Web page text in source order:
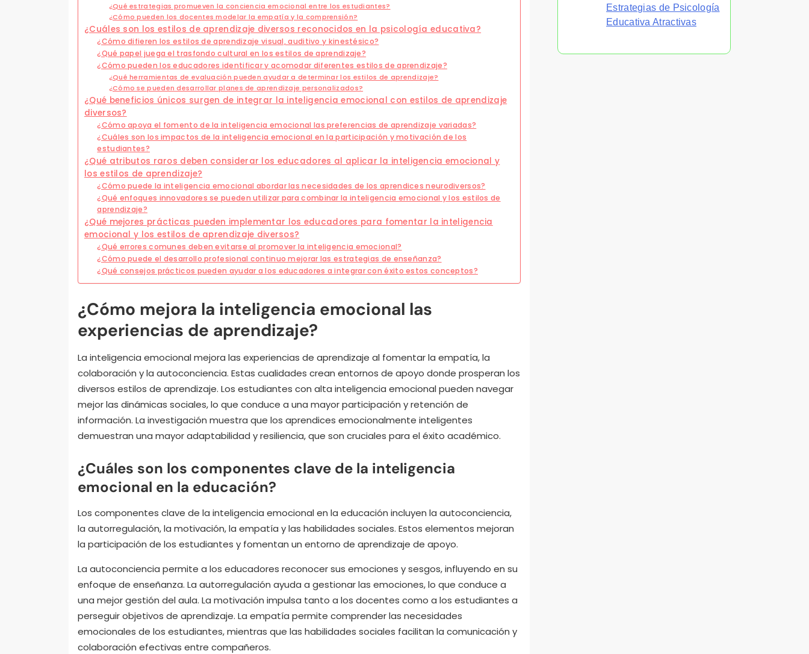
¿Qué estrategias promueven la conciencia emocional entre los estudiantes?
¿Cómo pueden los docentes modelar la empatía y la comprensión?
¿Cuáles son los estilos de aprendizaje diversos reconocidos en la psicología educativa?
¿Cómo difieren los estilos de aprendizaje visual, auditivo y kinestésico?
¿Qué papel juega el trasfondo cultural en los estilos de aprendizaje?
¿Cómo pueden los educadores identificar y acomodar diferentes estilos de aprendizaje?
¿Qué herramientas de evaluación pueden ayudar a determinar los estilos de aprendizaje?
¿Cómo se pueden desarrollar planes de aprendizaje personalizados?
¿Qué beneficios únicos surgen de integrar la inteligencia emocional con estilos de aprendizaje
diversos?
¿Cómo apoya el fomento de la inteligencia emocional las preferencias de aprendizaje variadas?
¿Cuáles son los impactos de la inteligencia emocional en la participación y motivación de los
estudiantes?
¿Qué atributos raros deben considerar los educadores al aplicar la inteligencia emocional y
los estilos de aprendizaje?
¿Cómo puede la inteligencia emocional abordar las necesidades de los aprendices neurodiversos?
¿Qué enfoques innovadores se pueden utilizar para combinar la inteligencia emocional y los estilos de
aprendizaje?
¿Qué mejores prácticas pueden implementar los educadores para fomentar la inteligencia
emocional y los estilos de aprendizaje diversos?
¿Qué errores comunes deben evitarse al promover la inteligencia emocional?
¿Cómo puede el desarrollo profesional continuo mejorar las estrategias de enseñanza?
¿Qué consejos prácticos pueden ayudar a los educadores a integrar con éxito estos conceptos?
¿Cómo mejora la inteligencia emocional las
experiencias de aprendizaje?
La inteligencia emocional mejora las experiencias de aprendizaje al fomentar la empatía, la
colaboración y la autoconciencia. Estas cualidades crean entornos de apoyo donde prosperan los
diversos estilos de aprendizaje. Los estudiantes con alta inteligencia emocional pueden navegar
mejor las dinámicas sociales, lo que conduce a una mayor participación y retención de
información. La investigación muestra que los aprendices emocionalmente inteligentes
demuestran una mayor adaptabilidad y resiliencia, que son cruciales para el éxito académico.
¿Cuáles son los componentes clave de la inteligencia
emocional en la educación?
Los componentes clave de la inteligencia emocional en la educación incluyen la autoconciencia,
la autorregulación, la motivación, la empatía y las habilidades sociales. Estos elementos mejoran
la participación de los estudiantes y fomentan un entorno de aprendizaje de apoyo.
La autoconciencia permite a los educadores reconocer sus emociones y sesgos, influyendo en su
enfoque de enseñanza. La autorregulación ayuda a gestionar las emociones, lo que conduce a
una mejor gestión del aula. La motivación impulsa tanto a los docentes como a los estudiantes a
perseguir objetivos de aprendizaje. La empatía permite comprender las necesidades
emocionales de los estudiantes, mientras que las habilidades sociales facilitan la comunicación y
colaboración efectivas entre compañeros.
Estrategias de Psicología
Educativa Atractivas